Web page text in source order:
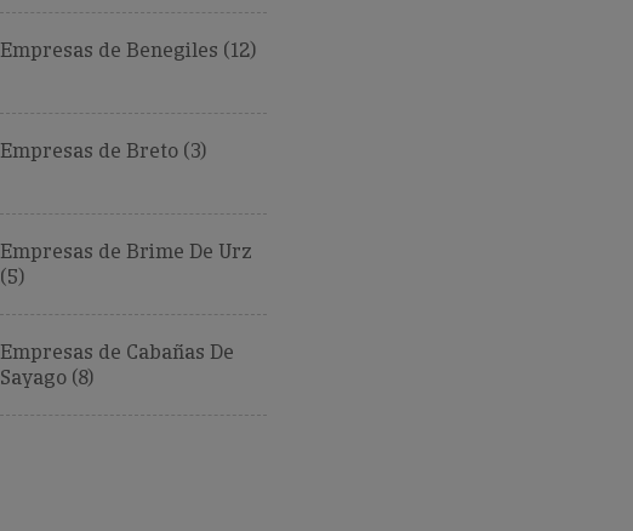
Empresas de Benegiles (12)
Empresas de Breto (3)
Empresas de Brime De Urz
(5)
Empresas de Cabañas De
Sayago (8)